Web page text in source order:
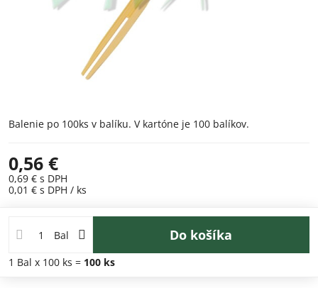
Balenie po 100ks v balíku. V kartóne je 100 balíkov.
0,56 €
0,69 € s DPH
0,01 € s DPH / ks
Bal Do košíka
1 Bal x 100 ks = 100 ks